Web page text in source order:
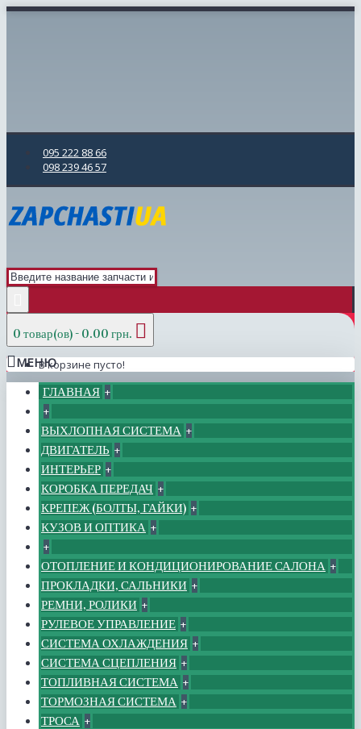
095 222 88 66
098 239 46 57
0 товар(ов) - 0.00 грн.
В корзине пусто!
МЕНЮ
ГЛАВНАЯ +
+
ВЫХЛОПНАЯ СИСТЕМА +
ДВИГАТЕЛЬ +
ИНТЕРЬЕР +
КОРОБКА ПЕРЕДАЧ +
КРЕПЕЖ (БОЛТЫ, ГАЙКИ) +
КУЗОВ И ОПТИКА +
+
ОТОПЛЕНИЕ И КОНДИЦИОНИРОВАНИЕ САЛОНА +
ПРОКЛАДКИ, САЛЬНИКИ +
РЕМНИ, РОЛИКИ +
РУЛЕВОЕ УПРАВЛЕНИЕ +
СИСТЕМА ОХЛАЖДЕНИЯ +
СИСТЕМА СЦЕПЛЕНИЯ +
ТОПЛИВНАЯ СИСТЕМА +
ТОРМОЗНАЯ СИСТЕМА +
ТРОСА +